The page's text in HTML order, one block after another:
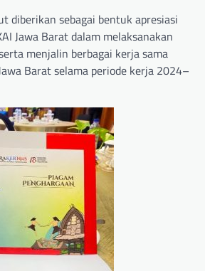
diberikan sebagai bentuk apresiasi
Jawa Barat dalam melaksanakan
menjalin berbagai kerja sama
Barat selama periode kerja 2024–